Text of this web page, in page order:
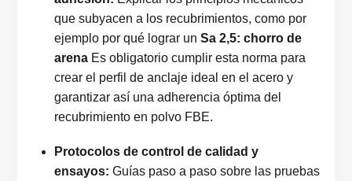
que subyacen a los recubrimientos, como por
ejemplo por qué lograr unSa 2,5: chorro de
arena Es obligatorio cumplir esta norma para
crear el perfil de anclaje ideal en el acero y
garantizar así una adherencia óptima del
recubrimiento en polvo FBE.
Protocolos de control de calidad y
ensayos: Guías paso a paso sobre las pruebas